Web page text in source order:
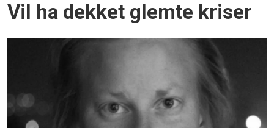
Vil ha dekket glemte kriser